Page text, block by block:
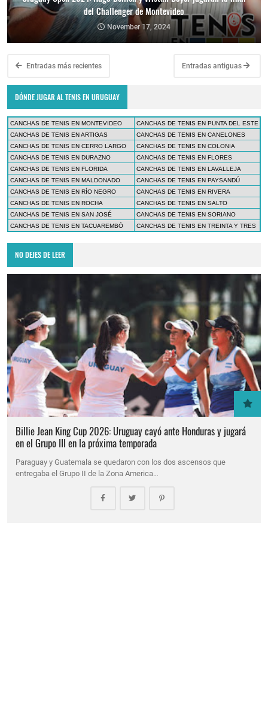
del Challenger de Montevideo
November 17, 2024
Entradas más recientes Entradas antiguas
DÓNDE JUGAR AL TENIS EN URUGUAY
CANCHAS DE TENIS EN MONTEVIDEO
CANCHAS DE TENIS EN PUNTA DEL ESTE
CANCHAS DE TENIS EN ARTIGAS
CANCHAS DE TENIS EN CANELONES
CANCHAS DE TENIS EN CERRO LARGO
CANCHAS DE TENIS EN COLONIA
CANCHAS DE TENIS EN DURAZNO
CANCHAS DE TENIS EN FLORES
CANCHAS DE TENIS EN FLORIDA
CANCHAS DE TENIS EN LAVALLEJA
CANCHAS DE TENIS EN MALDONADO
CANCHAS DE TENIS EN PAYSANDÚ
CANCHAS DE TENIS EN RÍO NEGRO
CANCHAS DE TENIS EN RIVERA
CANCHAS DE TENIS EN ROCHA
CANCHAS DE TENIS EN SALTO
CANCHAS DE TENIS EN SAN JOSÉ
CANCHAS DE TENIS EN SORIANO
CANCHAS DE TENIS EN TACUAREMBÓ
CANCHAS DE TENIS EN TREINTA Y TRES
NO DEJES DE LEER
Billie Jean King Cup 2026: Uruguay cayó ante Honduras y jugará
en el Grupo III en la próxima temporada
Paraguay y Guatemala se quedaron con los dos ascensos que
entregaba el Grupo II de la Zona America…